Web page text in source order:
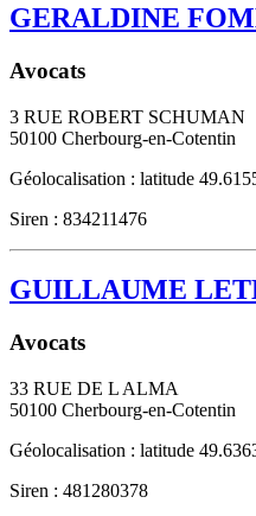
GERALDINE
Avocats
3 RUE ROBERT SCHUMAN
50100 Cherbourg-en-Cotentin
Géolocalisation : latitude
Siren : 834211476
GUILLAUME
Avocats
33 RUE DE L ALMA
50100 Cherbourg-en-Cotentin
Géolocalisation : latitude
Siren : 481280378